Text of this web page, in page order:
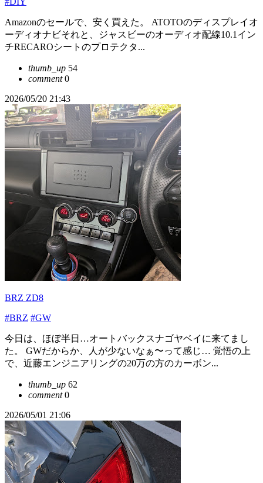
Amazonのセールで、安く買えた。 ATOTOのディスプレイオ
ーディオナビそれと、ジャスビーのオーディオ配線10.1イン
チRECAROシートのプロテクタ...
thumb_up 54
comment0
2026/05/20 21:43
BRZ ZD8
#BRZ #GW
今日は、ほぼ半日…オートバックスナゴヤベイに来てまし
た。 GWだからか、人が少ないなぁ〜って感じ… 覚悟の上
で、近藤エンジニアリングの20万の方のカーボン...
thumb_up 62
comment0
2026/05/01 21:06